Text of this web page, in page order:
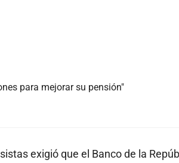
para mejorar su pensión"
exigió que el Banco de la